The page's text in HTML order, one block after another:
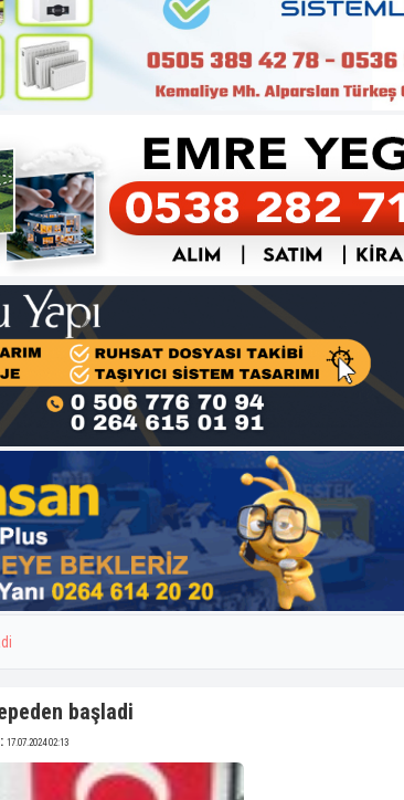
başladi
17.07.2024 02:13